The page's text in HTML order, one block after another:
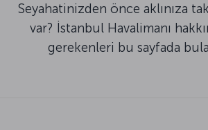
Seyahatinizden önce aklınıza
var? İstanbul Havalimanı
gerekenleri bu sayfada